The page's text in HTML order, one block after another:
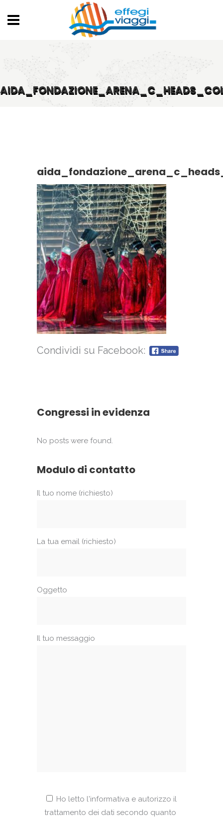
Condividi su Facebook:
Congressi in evidenza
No posts were found.
Modulo di contatto
Il tuo nome (richiesto)
La tua email (richiesto)
Oggetto
Il tuo messaggio
Ho letto l'informativa e autorizzo il
trattamento dei dati secondo quanto